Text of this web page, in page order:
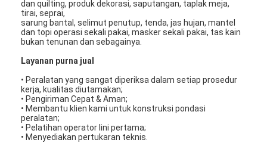
Rumah
Produk
dan quilting, produk dekorasi, saputangan, taplak meja,
tirai, seprai,
sarung bantal, selimut penutup, tenda, jas hujan, mantel
dan topi operasi sekali pakai, masker sekali pakai, tas kain
bukan tenunan dan sebagainya.
Layanan purna jual
• Peralatan yang sangat diperiksa dalam setiap prosedur
kerja, kualitas diutamakan;
• Pengiriman Cepat & Aman;
• Membantu klien kami untuk konstruksi pondasi
peralatan;
• Pelatihan operator lini pertama;
• Menyediakan pertukaran teknis.